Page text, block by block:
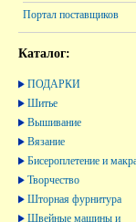
Портал поставщиков
Каталог:
ПОДАРКИ
Шитье
Вышивание
Вязание
Бисероплетение и
Творчество
Шторная фурнитура
Швейные машины и